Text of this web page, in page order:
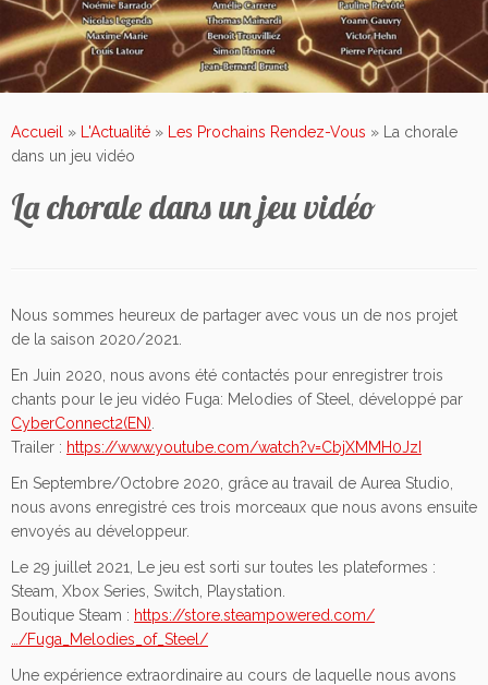
Accueil » L'Actualité » Les Prochains Rendez-Vous »
La chorale
dans un jeu vidéo
La chorale dans un jeu vidéo
Nous sommes heureux de partager avec vous un de nos projet
de la saison 2020/2021.
En Juin 2020, nous avons été contactés pour enregistrer trois
chants pour le jeu vidéo Fuga: Melodies of Steel, développé par
CyberConnect2(EN)
Trailer : https://www.youtube.com/watch?v=CbjXMMH0JzI
En Septembre/Octobre 2020, grâce au travail de Aurea Studio,
nous avons enregistré ces trois morceaux que nous avons ensuite
envoyés au développeur.
Le 29 juillet 2021, Le jeu est sorti sur toutes les plateformes :
Steam, Xbox Series, Switch, Playstation.
Boutique Steam : https://store.steampowered.com/
…/Fuga_Melodies_of_Steel/
Une expérience extraordinaire au cours de laquelle nous avons